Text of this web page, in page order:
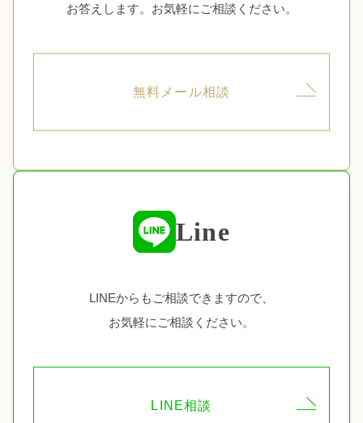
お答えします。お気軽にご相談ください。
無料メール相談
Line
LINEからもご相談できますので、
お気軽にご相談ください。
LINE相談